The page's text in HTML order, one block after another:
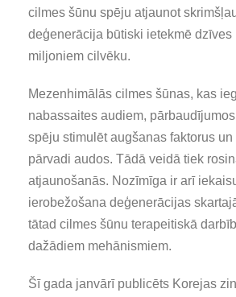
cilmes šūnu spēju atjaunot
deģenerācija būtiski ietekmē dzīves
miljoniem cilvēku.
Mezenhimālās cilmes šūnas, kas
nabassaites audiem,
spēju stimulēt augšanas faktorus
pārvadi audos. Tādā veidā tiek
atjaunošanās. Nozīmīga ir arī
ierobežošana deģenerācijas
tātad cilmes šūnu terapeitiskā
dažādiem mehānismiem.
Šī gada janvārī publicēts Korejas